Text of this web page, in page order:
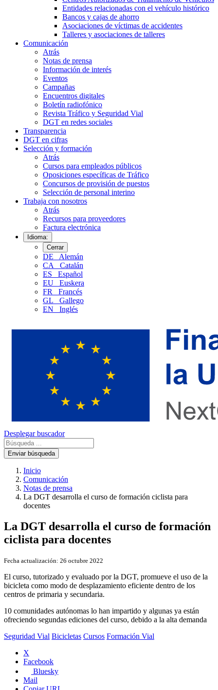
Entidades relacionadas con el vehículo histórico
Bancos y cajas de ahorro
Asociaciones de víctimas de accidentes
Talleres y asociaciones de talleres
Comunicación
Atrás
Notas de prensa
Información de interés
Eventos
Campañas
Encuentros digitales
Boletín radiofónico
Revista Tráfico y Seguridad Vial
DGT en redes sociales
Transparencia
DGT en cifras
Selección y formación
Atrás
Cursos para empleados públicos
Oposiciones específicas de Tráfico
Concursos de provisión de puestos
Selección de personal interino
Trabaja con nosotros
Atrás
Recursos para proveedores
Factura electrónica
Idioma:
Cerrar
DE
Alemán
CA
Catalán
ES
Español
EU
Euskera
FR
Francés
GL
Gallego
EN
Inglés
Desplegar buscador
Enviar búsqueda
Inicio
Comunicación
Notas de prensa
La DGT desarrolla el curso de formación ciclista para
docentes
La DGT desarrolla el curso de formación
ciclista para docentes
Fecha actualización: 26 octubre 2022
El curso, tutorizado y evaluado por la DGT, promueve el uso de la
bicicleta como modo de desplazamiento eficiente dentro de los
centros de primaria y secundaria.
10 comunidades autónomas lo han impartido y algunas ya están
ofreciendo segundas ediciones del curso, debido a la alta demanda
Seguridad Vial Bicicletas Cursos Formación Vial
X
Facebook
Bluesky
Mail